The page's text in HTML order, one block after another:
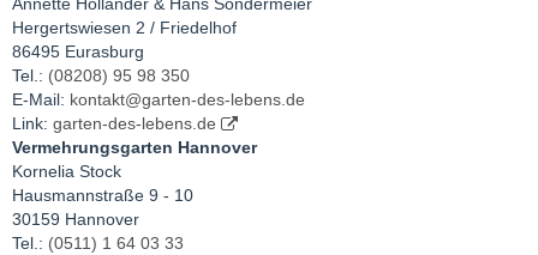
Hergertswiesen 2 / Friedelhof
86495 Eurasburg
Tel.: (08208) 95 98 350
E-Mail: kontakt@garten-des-lebens.de
Link: garten-des-lebens.de
Vermehrungsgarten Hannover
Kornelia Stock
Hausmannstraße 9 - 10
30159 Hannover
Tel.: (0511) 1 64 03 33